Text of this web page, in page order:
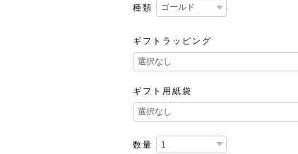
種類
ギフトラッピング
ギフト用紙袋
数量